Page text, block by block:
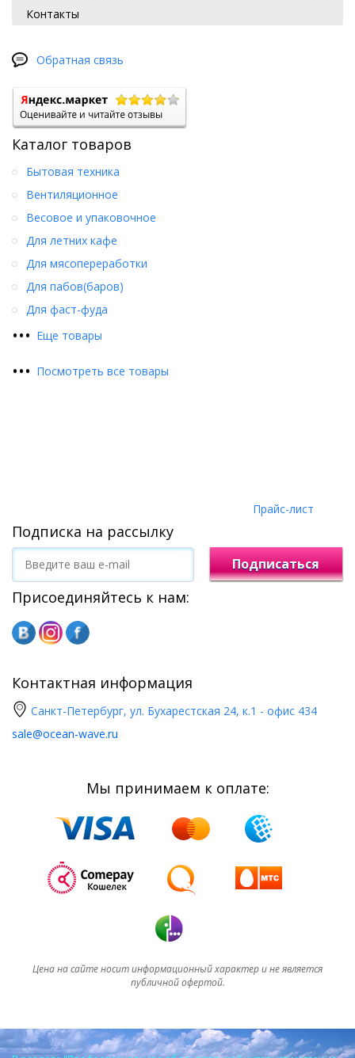
Контакты
Обратная связь
Каталог товаров
••• Еще товары
Бытовая техника
Вентиляционное
Весовое и упаковочное
Для летних кафе
Для мясопереработки
Для пабов(баров)
Для фаст-фуда
••• Посмотреть все товары
Прайс-лист
Подписка на рассылку
Подписаться
Присоединяйтесь к нам:
Контактная информация
Санкт-Петербург, ул. Бухарестская 24, к.1 - офис 434
sale@ocean-wave.ru
Мы принимаем к оплате:
Цена на сайте носит информационный характер и не является
публичной офертой.